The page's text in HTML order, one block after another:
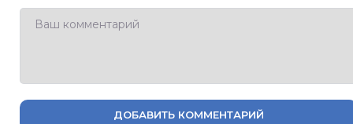
ДОБАВИТЬ КОММЕНТАРИЙ